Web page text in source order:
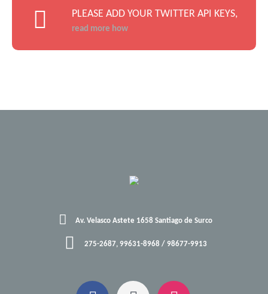
PLEASE ADD YOUR TWITTER API KEYS,
read more how
Av. Velasco Astete 1658 Santiago de Surco
275-2687, 99631-8968 / 98677-9913